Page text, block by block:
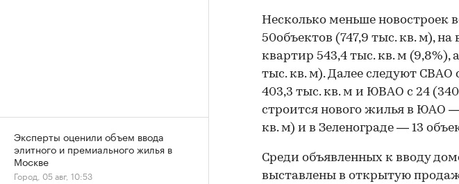
Несколько меньше новостроек
50объектов (747,9 тыс. кв. м),
квартир 543,4 тыс. кв. м (9,8%),
тыс. кв. м). Далее следуют
403,3 тыс. кв. м и ЮВАО с 24
строится нового жилья в ЮАО
кв. м) и в Зеленограде — 13
Среди объявленных к вводу
выставлены в открытую
Эксперты оценили объем ввода
элитного и премиального жилья в
Москве
Город, 05 авг, 10:53